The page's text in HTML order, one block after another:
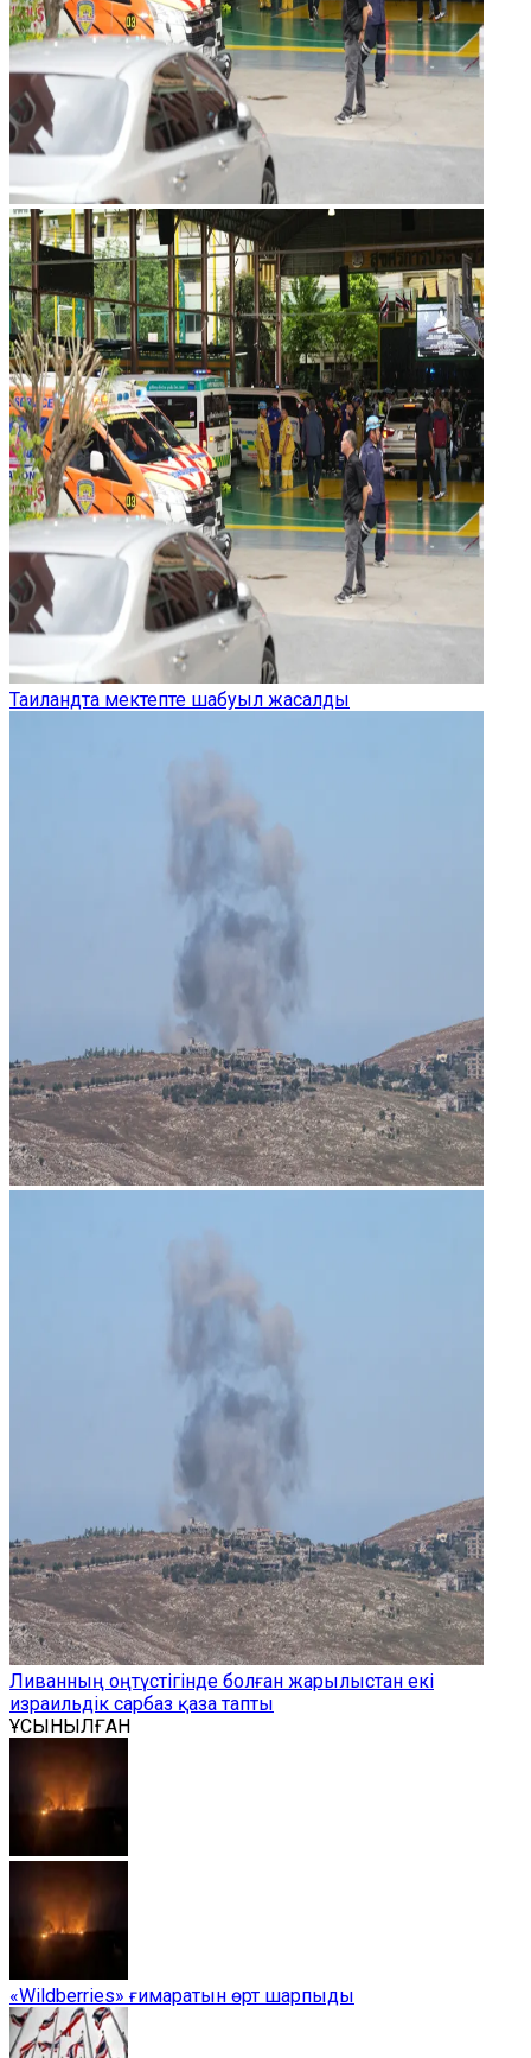
Таиландта мектепте шабуыл жасалды
Ливанның оңтүстігінде болған жарылыстан екі
израильдік сарбаз қаза тапты
ҰСЫНЫЛҒАН
«Wildberries» ғимаратын өрт шарпыды